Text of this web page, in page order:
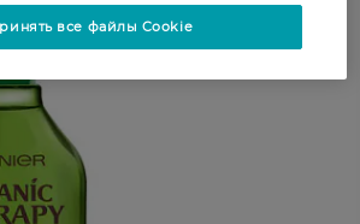
все файлы Cookie